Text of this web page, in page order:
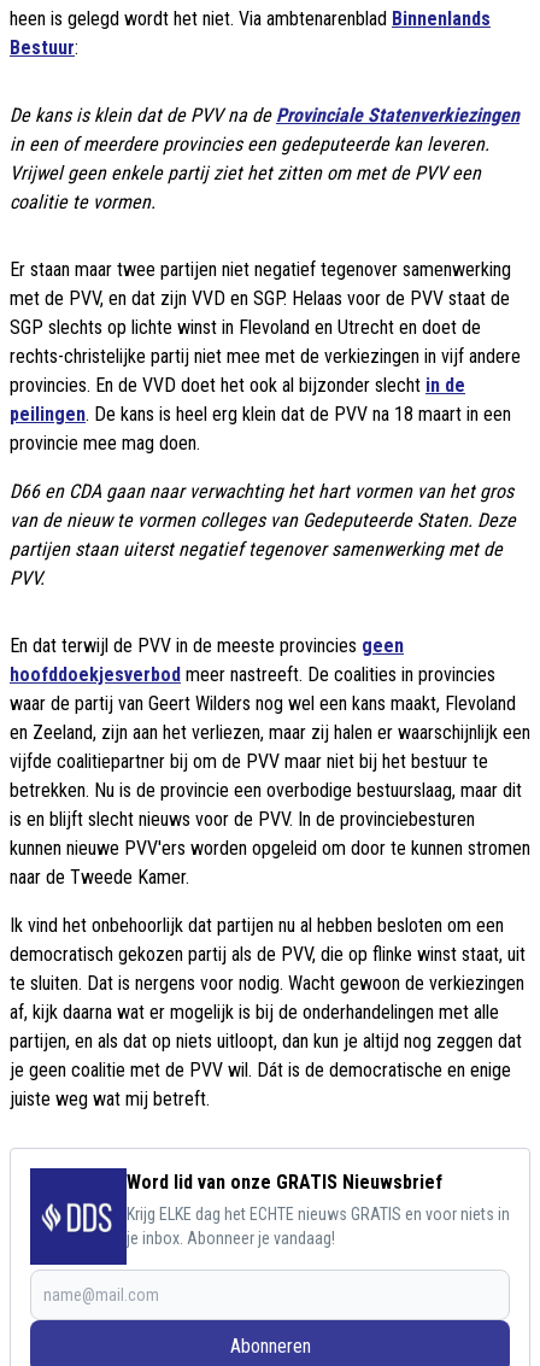
heen is gelegd wordt het niet. Via ambtenarenblad Binnenlands
Bestuur:
De kans is klein dat de PVV na de Provinciale Statenverkiezingen
in een of meerdere provincies een gedeputeerde kan leveren.
Vrijwel geen enkele partij ziet het zitten om met de PVV een
coalitie te vormen.
Er staan maar twee partijen niet negatief tegenover samenwerking
met de PVV, en dat zijn VVD en SGP. Helaas voor de PVV staat de
SGP slechts op lichte winst in Flevoland en Utrecht en doet de
rechts-christelijke partij niet mee met de verkiezingen in vijf andere
provincies. En de VVD doet het ook al bijzonder slecht in de
peilingen. De kans is heel erg klein dat de PVV na 18 maart in een
provincie mee mag doen.
D66 en CDA gaan naar verwachting het hart vormen van het gros
van de nieuw te vormen colleges van Gedeputeerde Staten. Deze
partijen staan uiterst negatief tegenover samenwerking met de
PVV.
En dat terwijl de PVV in de meeste provincies geen
hoofddoekjesverbod meer nastreeft. De coalities in provincies
waar de partij van Geert Wilders nog wel een kans maakt, Flevoland
en Zeeland, zijn aan het verliezen, maar zij halen er waarschijnlijk een
vijfde coalitiepartner bij om de PVV maar niet bij het bestuur te
betrekken. Nu is de provincie een overbodige bestuurslaag, maar dit
is en blijft slecht nieuws voor de PVV. In de provinciebesturen
kunnen nieuwe PVV'ers worden opgeleid om door te kunnen stromen
naar de Tweede Kamer.
Ik vind het onbehoorlijk dat partijen nu al hebben besloten om een
democratisch gekozen partij als de PVV, die op flinke winst staat, uit
te sluiten. Dat is nergens voor nodig. Wacht gewoon de verkiezingen
af, kijk daarna wat er mogelijk is bij de onderhandelingen met alle
partijen, en als dat op niets uitloopt, dan kun je altijd nog zeggen dat
je geen coalitie met de PVV wil. Dát is de democratische en enige
juiste weg wat mij betreft.
Word lid van onze GRATIS Nieuwsbrief
Krijg ELKE dag het ECHTE nieuws GRATIS en voor niets in
je inbox. Abonneer je vandaag!
Abonneren